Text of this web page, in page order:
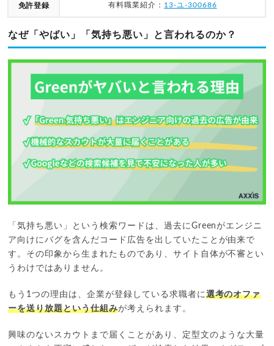
免許登録 有料職業紹介： 13-ユ-300686
なぜ「やばい」「気持ち悪い」と言われるのか？
「気持ち悪い」という検索ワードは、過去にGreenがエンジニ
ア向けにバグを含んだコード広告を出していたことが由来で
す。その印象から生まれたものであり、サイト自体が不審とい
うわけではありません。
もう1つの理由は、企業が登録している求職者に 選考のオファ
ーを送り放題という仕組みが考えられます。
興味のないスカウトまで届くことがあり、定型文のような大量